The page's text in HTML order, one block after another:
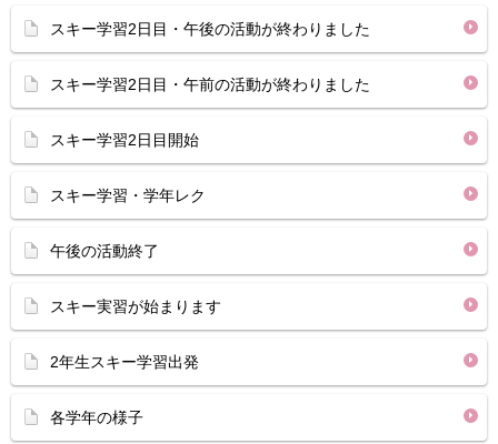
スキー学習2日目・午後の活動が終わりました
スキー学習2日目・午前の活動が終わりました
スキー学習2日目開始
スキー学習・学年レク
午後の活動終了
スキー実習が始まります
2年生スキー学習出発
各学年の様子